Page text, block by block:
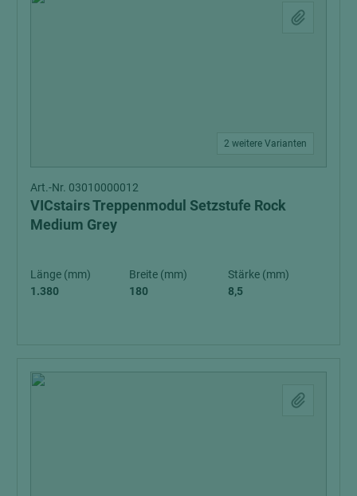
2 weitere Varianten
Art.-Nr. 03010000012
VICstairs Treppenmodul Setzstufe Rock
Medium Grey
Länge (mm)
1.380
Breite (mm)
180
Stärke (mm)
8,5